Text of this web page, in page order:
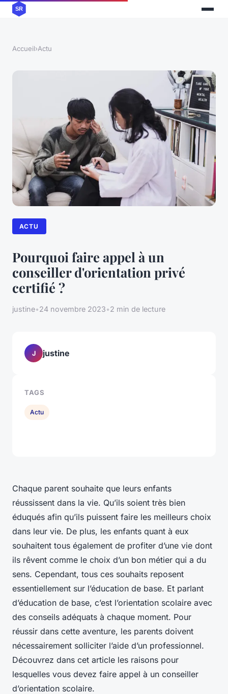
Accueil›Actu
ACTU
Pourquoi faire appel à un
conseiller d'orientation privé
certifié ?
justine•24 novembre 2023•2 min de lecture
Chaque parent souhaite que leurs enfants
réussissent dans la vie. Qu’ils soient très bien
éduqués afin qu’ils puissent faire les meilleurs choix
dans leur vie. De plus, les enfants quant à eux
souhaitent tous également de profiter d’une vie dont
ils rêvent comme le choix d’un bon métier qui a du
sens. Cependant, tous ces souhaits reposent
essentiellement sur l’éducation de base. Et parlant
d’éducation de base, c’est l’orientation scolaire avec
des conseils adéquats à chaque moment. Pour
réussir dans cette aventure, les parents doivent
nécessairement solliciter l’aide d’un professionnel.
Découvrez dans cet article les raisons pour
lesquelles vous devez faire appel à un conseiller
d’orientation scolaire.
J justine
TAGS
Actu